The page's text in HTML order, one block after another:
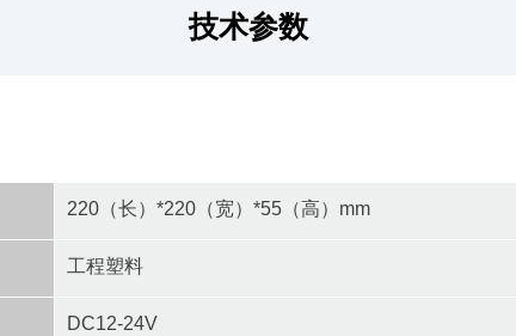
技术参数
220（长）*220（宽）*55（高）mm
工程塑料
DC12-24V